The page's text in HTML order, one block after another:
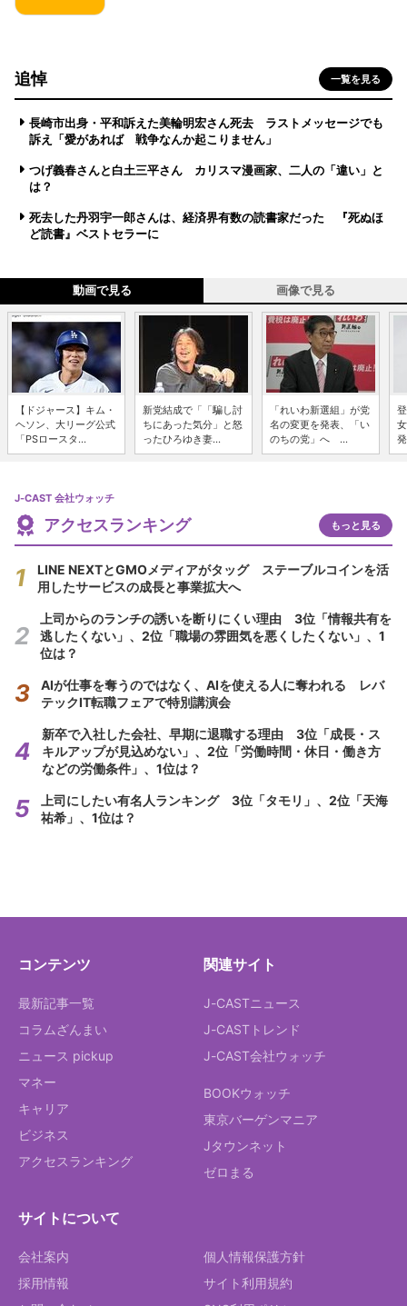
追悼 一覧を見る
長崎市出身・平和訴えた美輪明宏さん死去 ラストメッセージでも
訴え「愛があれば 戦争なんか起こりません」
つげ義春さんと白土三平さん カリスマ漫画家、二人の「違い」と
は？
死去した丹羽宇一郎さんは、経済界有数の読書家だった 『死ぬほ
ど読書』ベストセラーに
動画で見る 画像で見る
【ドジャース】キム・
ヘソン、大リーグ公式
「PSロースタ...
新党結成で「「騙し討
ちにあった気分」と怒
ったひろゆき妻...
「れいわ新選組」が党
名の変更を発表、「い
のちの党」へ ...
J-CAST 会社ウォッチ
アクセスランキング もっと見る
LINE NEXTとGMOメディアがタッグ ステーブルコインを活
用したサービスの成長と事業拡大へ
上司からのランチの誘いを断りにくい理由 3位「情報共有を
逃したくない」、2位「職場の雰囲気を悪くしたくない」、1
位は？
AIが仕事を奪うのではなく、AIを使える人に奪われる レバ
テックIT転職フェアで特別講演会
新卒で入社した会社、早期に退職する理由 3位「成長・ス
キルアップが見込めない」、2位「労働時間・休日・働き方
などの労働条件」、1位は？
上司にしたい有名人ランキング 3位「タモリ」、2位「天海
祐希」、1位は？
コンテンツ
最新記事一覧
コラムざんまい
ニュース pickup
マネー
キャリア
ビジネス
アクセスランキング
関連サイト
J-CASTニュース
J-CASTトレンド
J-CAST会社ウォッチ
BOOKウォッチ
東京バーゲンマニア
Jタウンネット
ゼロまる
サイトについて
会社案内
採用情報
個人情報保護方針
サイト利用規約